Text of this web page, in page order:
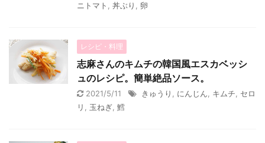
ニトマト
丼ぶり 卵
レシピ・料理
志麻さんのキムチの韓国風エスカベッシ
ュのレシピ。簡単絶品ソース。
2021/5/11 きゅうり にんじん キムチ
セロ
リ
玉ねぎ 鱈